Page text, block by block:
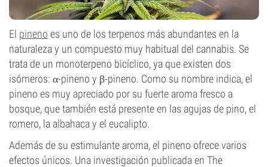
El pineno es uno de los terpenos más abundantes en la
naturaleza y un compuesto muy habitual del cannabis. Se
trata de un monoterpeno bicíclico, ya que existen dos
isómeros: α-pineno y β-pineno. Como su nombre indica, el
pineno es muy apreciado por su fuerte aroma fresco a
bosque, que también está presente en las agujas de pino, el
romero, la albahaca y el eucalipto.
Además de su estimulante aroma, el pineno ofrece varios
efectos únicos. Una investigación publicada en The